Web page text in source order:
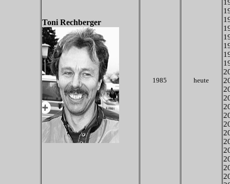
Toni Rechberger
1985 heute